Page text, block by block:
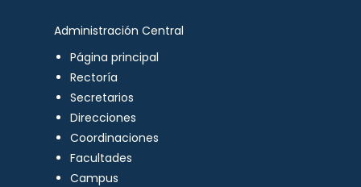
Administración Central
Página principal
Rectoría
Secretarios
Direcciones
Coordinaciones
Facultades
Campus